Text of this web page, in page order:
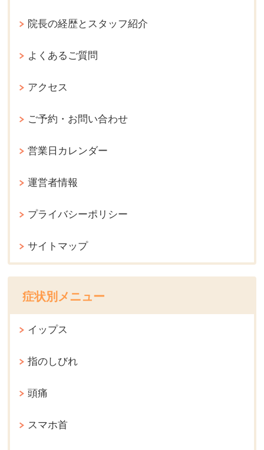
院長の経歴とスタッフ紹介
よくあるご質問
アクセス
ご予約・お問い合わせ
営業日カレンダー
運営者情報
プライバシーポリシー
サイトマップ
症状別メニュー
イップス
指のしびれ
頭痛
スマホ首